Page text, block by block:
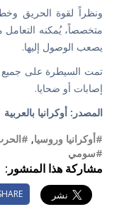
ونظراً لقوة الحريق
متخصصاً، يُمكنه التعامل
يصعب الوصول إليها.
تمت السيطرة على جميع
إصابات أو ضحايا.
المصدر: أوكرانيا بالعربية
#أوكرانيا وروسيا,
#سومي
مشاركة هذا المنشور: